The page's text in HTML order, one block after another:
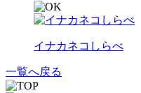
イナカネコしらべ
一覧へ戻る